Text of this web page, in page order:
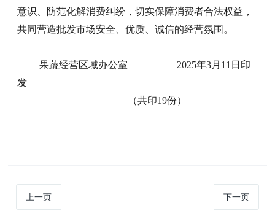
意识、防范化解消费纠纷，切实保障消费者合法权益，
共同营造批发市场安全、优质、诚信的经营氛围。
果蔬经营区域办公室 2025年3月11日印
发
（共印19份）
上一页 下一页